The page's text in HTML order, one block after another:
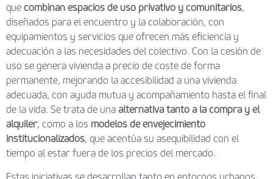
que combinan espacios de uso privativo y comunitarios,
diseñados para el encuentro y la colaboración, con
equipamientos y servicios que ofrecen más eficiencia y
adecuación a las necesidades del colectivo. Con la cesión de
uso se genera vivienda a precio de coste de forma
permanente, mejorando la accesibilidad a una vivienda
adecuada, con ayuda mutua y acompañamiento hasta el final
de la vida. Se trata de una alternativa tanto a la compra y el
alquiler, como a los modelos de envejecimiento
institucionalizados, que acentúa su asequibilidad con el
tiempo al estar fuera de los precios del mercado.